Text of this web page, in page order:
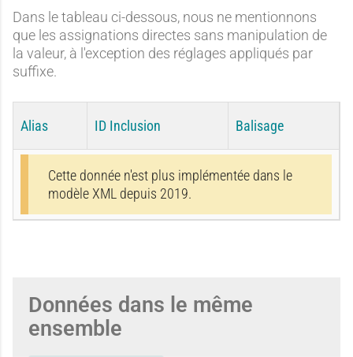
Dans le tableau ci-dessous, nous ne mentionnons
que les assignations directes sans manipulation de
la valeur, à l'exception des réglages appliqués par
suffixe.
Alias ID Inclusion Balisage
Cette donnée n'est plus implémentée dans le
modèle XML depuis 2019.
Données dans le même
ensemble